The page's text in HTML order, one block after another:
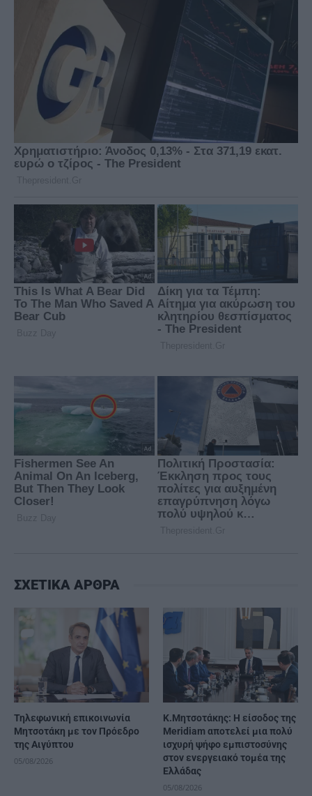
ΣΧΕΤΙΚΑ ΑΡΘΡΑ
Τηλεφωνική επικοινωνία
Μητσοτάκη με τον Πρόεδρο
της Αιγύπτου
05/08/2026
K.Μητσοτάκης: Η είσοδος της
Meridiam αποτελεί μια πολύ
ισχυρή ψήφο εμπιστοσύνης
στον ενεργειακό τομέα της
Ελλάδας
05/08/2026